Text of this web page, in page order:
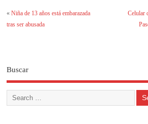
«Niña de 13 años está embarazada
tras ser abusada
Celular
Buscar